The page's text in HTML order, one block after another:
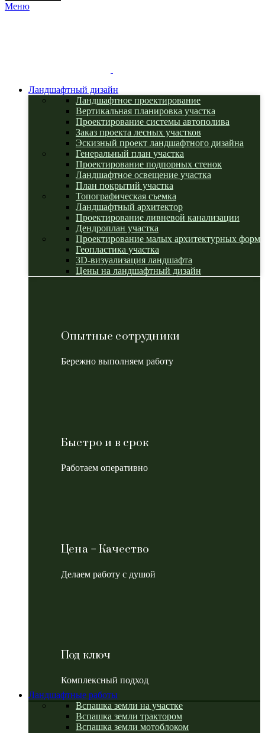
Меню
Ландшафтный дизайн
Ландшафтное проектирование
Вертикальная планировка участка
Проектирование системы автополива
Заказ проекта лесных участков
Эскизный проект ландшафтного дизайна
Генеральный план участка
Проектирование подпорных стенок
Ландшафтное освещение участка
План покрытий участка
Топографическая съемка
Ландшафтный архитектор
Проектирование ливневой канализации
Дендроплан участка
Проектирование малых архитектурных форм
Геопластика участка
3D-визуализация ландшафта
Цены на ландшафтный дизайн
Опытные сотрудники
Бережно выполняем работу
Быстро и в срок
Работаем оперативно
Цена = Качество
Делаем работу с душой
Под ключ
Комплексный подход
Ландшафтные работы
Вспашка земли на участке
Вспашка земли трактором
Вспашка земли мотоблоком